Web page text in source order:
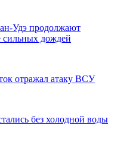
Удэ продолжают
сильных дождей
отражал атаку ВСУ
без холодной воды